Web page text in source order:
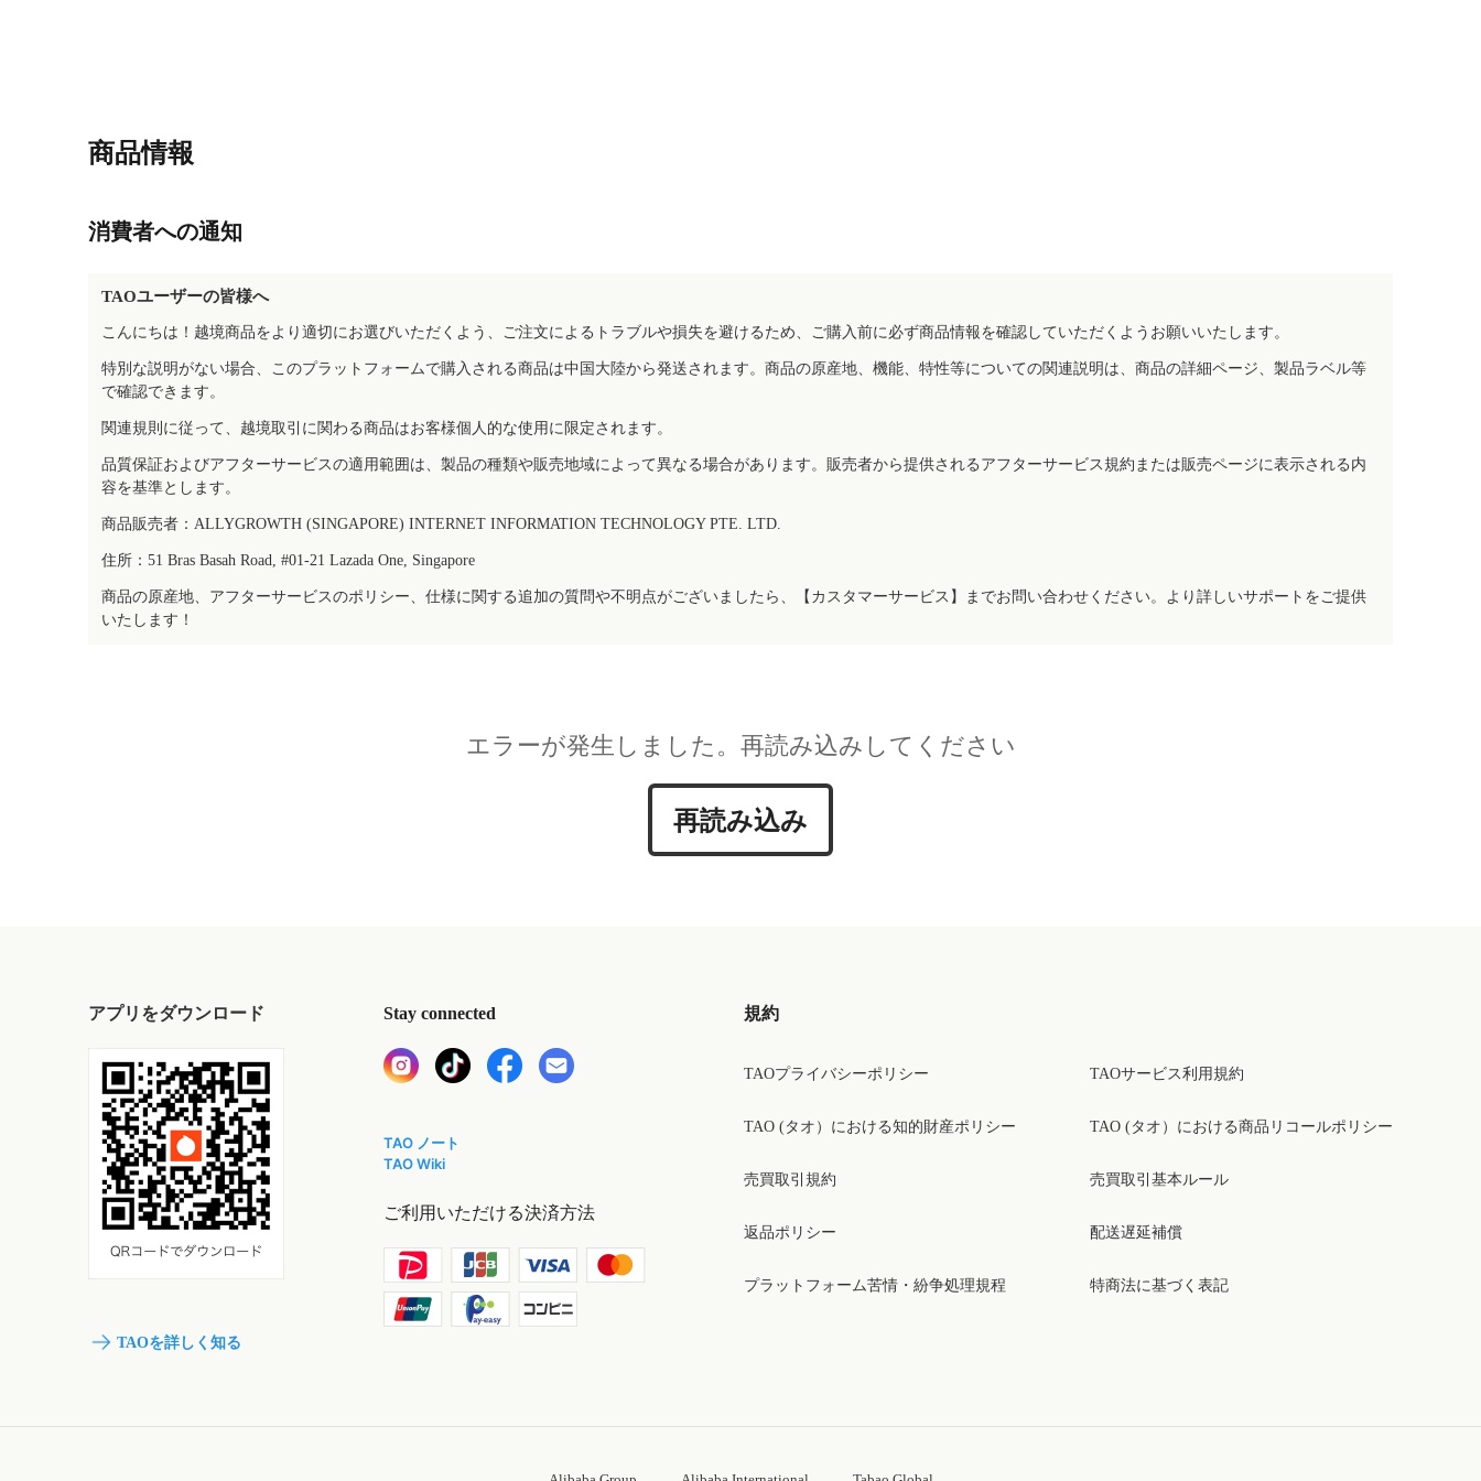
商品情報
消費者への通知
TAOユーザーの皆様へ
こんにちは！越境商品をより適切にお選びいただくよう、ご注文によるトラブルや損失を避けるため、ご購入前に必ず商品情報を確認していただくようお願いいたします。
特別な説明がない場合、このプラットフォームで購入される商品は中国大陸から発送されます。商品の原産地、機能、特性等についての関連説明は、商品の詳細ページ、製品ラベル等
で確認できます。
関連規則に従って、越境取引に関わる商品はお客様個人的な使用に限定されます。
品質保証およびアフターサービスの適用範囲は、製品の種類や販売地域によって異なる場合があります。販売者から提供されるアフターサービス規約または販売ページに表示される内
容を基準とします。
商品販売者：ALLYGROWTH (SINGAPORE) INTERNET INFORMATION TECHNOLOGY PTE. LTD.
住所：51 Bras Basah Road, #01-21 Lazada One, Singapore
商品の原産地、アフターサービスのポリシー、仕様に関する追加の質問や不明点がございましたら、【カスタマーサービス】までお問い合わせください。より詳しいサポートをご提供
いたします！
エラーが発生しました。再読み込みしてください
再読み込み
アプリをダウンロード
TAOを詳しく知る
Stay connected
TAO ノート
TAO Wiki
ご利用いただける決済方法
規約
TAOプライバシーポリシー
TAO (タオ）における知的財産ポリシー
売買取引規約
返品ポリシー
プラットフォーム苦情・紛争処理規程
TAOサービス利用規約
TAO (タオ）における商品リコールポリシー
売買取引基本ルール
配送遅延補償
特商法に基づく表記